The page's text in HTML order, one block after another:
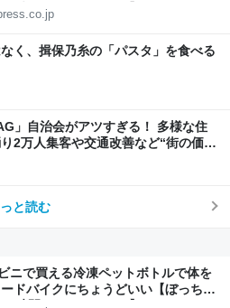
時間でなにしてる？】
く、揖保乃糸の「パスタ」を食べる
」自治会がアツすぎる！ 多様な住
2万人集客や交通改善など“街の価値
と読む
で買える冷凍ペットボトルで体を
ドバイクにちょうどいい【ぼっち・